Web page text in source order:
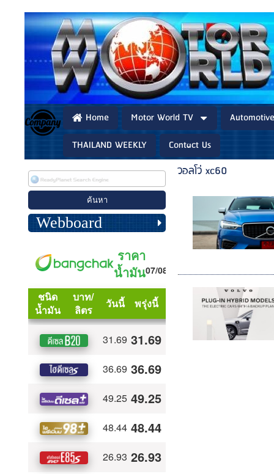
Home Motor World TV
THAILAND WEEKLY
Contact Us
Webboard
วอลโว่ xc60